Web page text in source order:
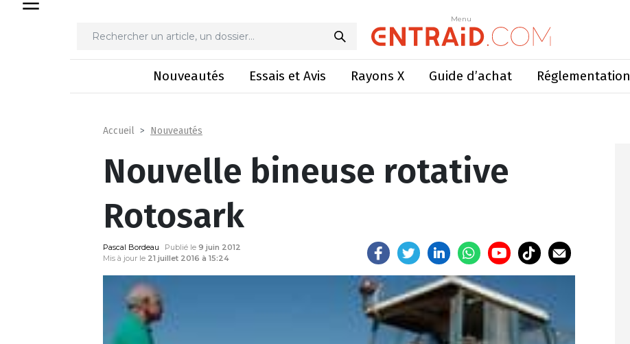
Menu
Nouveautés Essais et Avis Rayons X Guide d’achat Réglementation
Menu
Accueil Nouveautés
Nouvelle bineuse rotative
Rotosark
Pascal Bordeau Publié le 9 juin 2012
Mis à jour le 21 juillet 2016 à 15:24